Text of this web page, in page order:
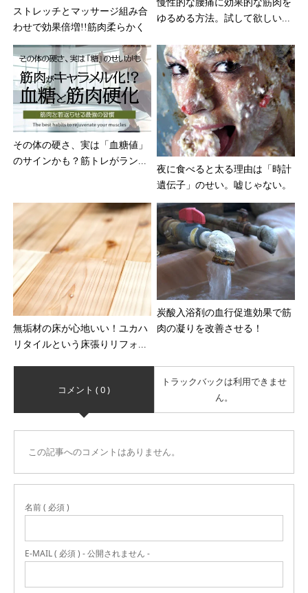
ストレッチとマッサージ組み合
わせで効果倍増!!筋肉柔らかく
慢性的な腰痛に効果的な筋肉を
ゆるめる方法。試して欲しい...
その体の硬さ、実は「血糖値」
のサインかも？筋トレがラン...
夜に食べると太る理由は「時計
遺伝子」のせい。嘘じゃない。
無垢材の床が心地いい！ユカハ
リタイルという床張りリフォ...
炭酸入浴剤の血行促進効果で筋
肉の凝りを改善させる！
コメント ( 0 )
トラックバックは利用できませ
ん。
この記事へのコメントはありません。
名前 ( 必須 )
E-MAIL ( 必須 ) - 公開されません -